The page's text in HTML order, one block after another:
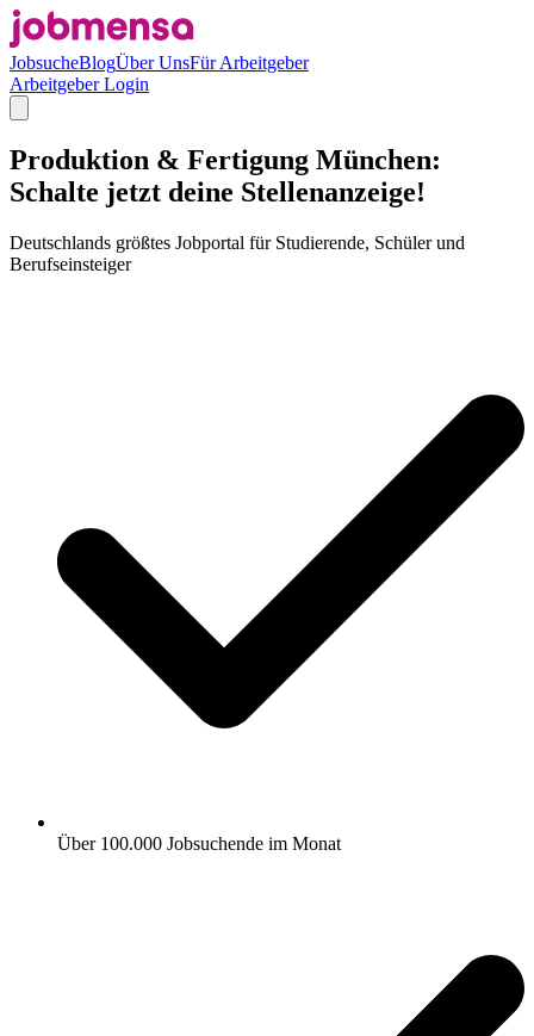
JobsucheBlogÜber UnsFür Arbeitgeber
Arbeitgeber Login
Produktion & Fertigung München:
Schalte jetzt deine Stellenanzeige!
Deutschlands größtes Jobportal für Studierende, Schüler und
Berufseinsteiger
Über 100.000 Jobsuchende im Monat